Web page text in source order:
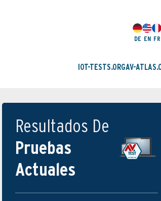
DE EN FR
IOT-TESTS.ORGAV-
Resultados De
Pruebas
Actuales